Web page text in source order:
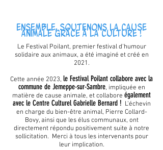
Ensemble, soutenons la cause
animale grâce à la culture !
Le Festival Poilant, premier festival d'humour
solidaire aux animaux, a été imaginé et créé en
2021.
Cette année 2023, le Festival Poilant collabore avec la
commune de Jemeppe-sur-Sambre, impliquée en
matière de cause animale, et collabore également
avec le Centre Culturel Gabrielle Bernard ! L'échevin
en charge du bien-être animal, Pierre Collard-
Bovy, ainsi que les élus communaux, ont
directement répondu positivement suite à notre
sollicitation. Merci à tous les intervenants pour
leur implication.